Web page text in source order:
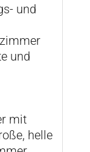
und
und
mit
helle